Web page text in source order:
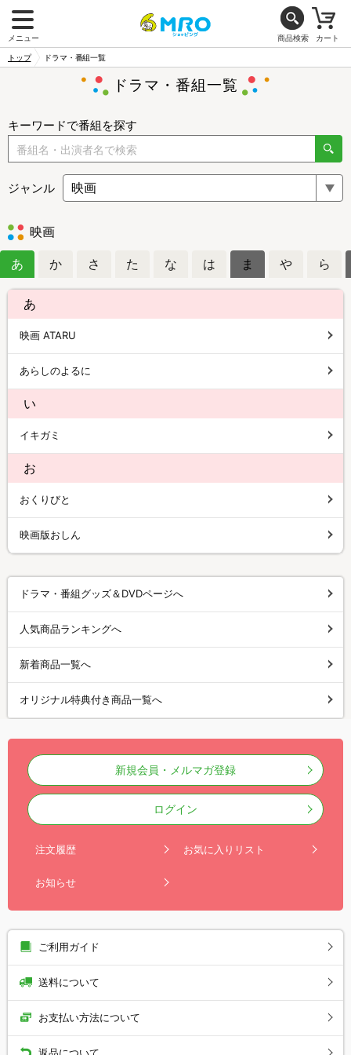
メニュー 商品検索 カート
トップ ドラマ・番組一覧
ドラマ・番組一覧
キーワードで番組を探す
ジャンル
映画
あ か さ た な は ま や ら
あ
映画 ATARU
あらしのよるに
い
イキガミ
お
おくりびと
映画版おしん
ドラマ・番組グッズ＆DVDページへ
人気商品ランキングへ
新着商品一覧へ
オリジナル特典付き商品一覧へ
新規会員・メルマガ登録
ログイン
注文履歴 お気に入りリスト
お知らせ
ご利用ガイド
送料について
お支払い方法について